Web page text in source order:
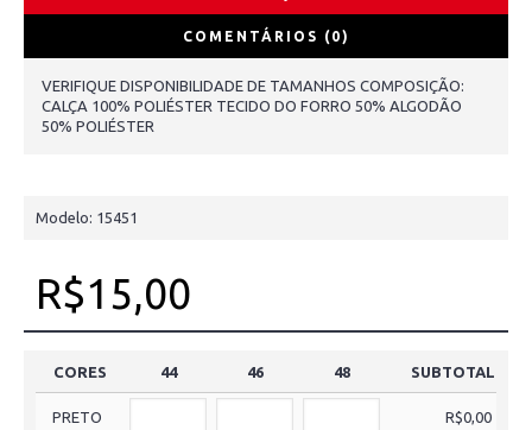
COMENTÁRIOS (0)
VERIFIQUE DISPONIBILIDADE DE TAMANHOS COMPOSIÇÃO:
CALÇA 100% POLIÉSTER TECIDO DO FORRO 50% ALGODÃO
50% POLIÉSTER
Modelo: 15451
R$15,00
CORES 44 46 48 SUBTOTAL
PRETO R$0,00